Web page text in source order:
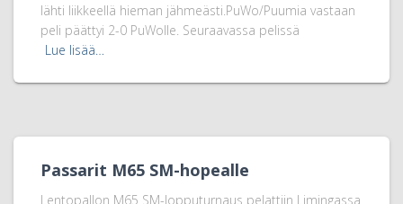
lähti liikkeellä hieman jähmeästi.PuWo/Puumia vastaan
peli päättyi 2-0 PuWolle. Seuraavassa pelissä
Lue lisää…
Passarit M65 SM-hopealle
Lentopallon M65 SM-lopputurnaus pelattiin Limingassa